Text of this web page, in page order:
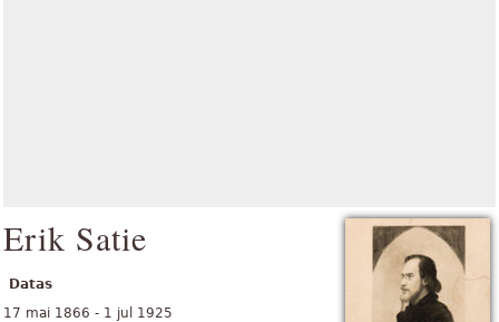
Erik Satie
Datas
17 mai 1866 - 1 jul 1925